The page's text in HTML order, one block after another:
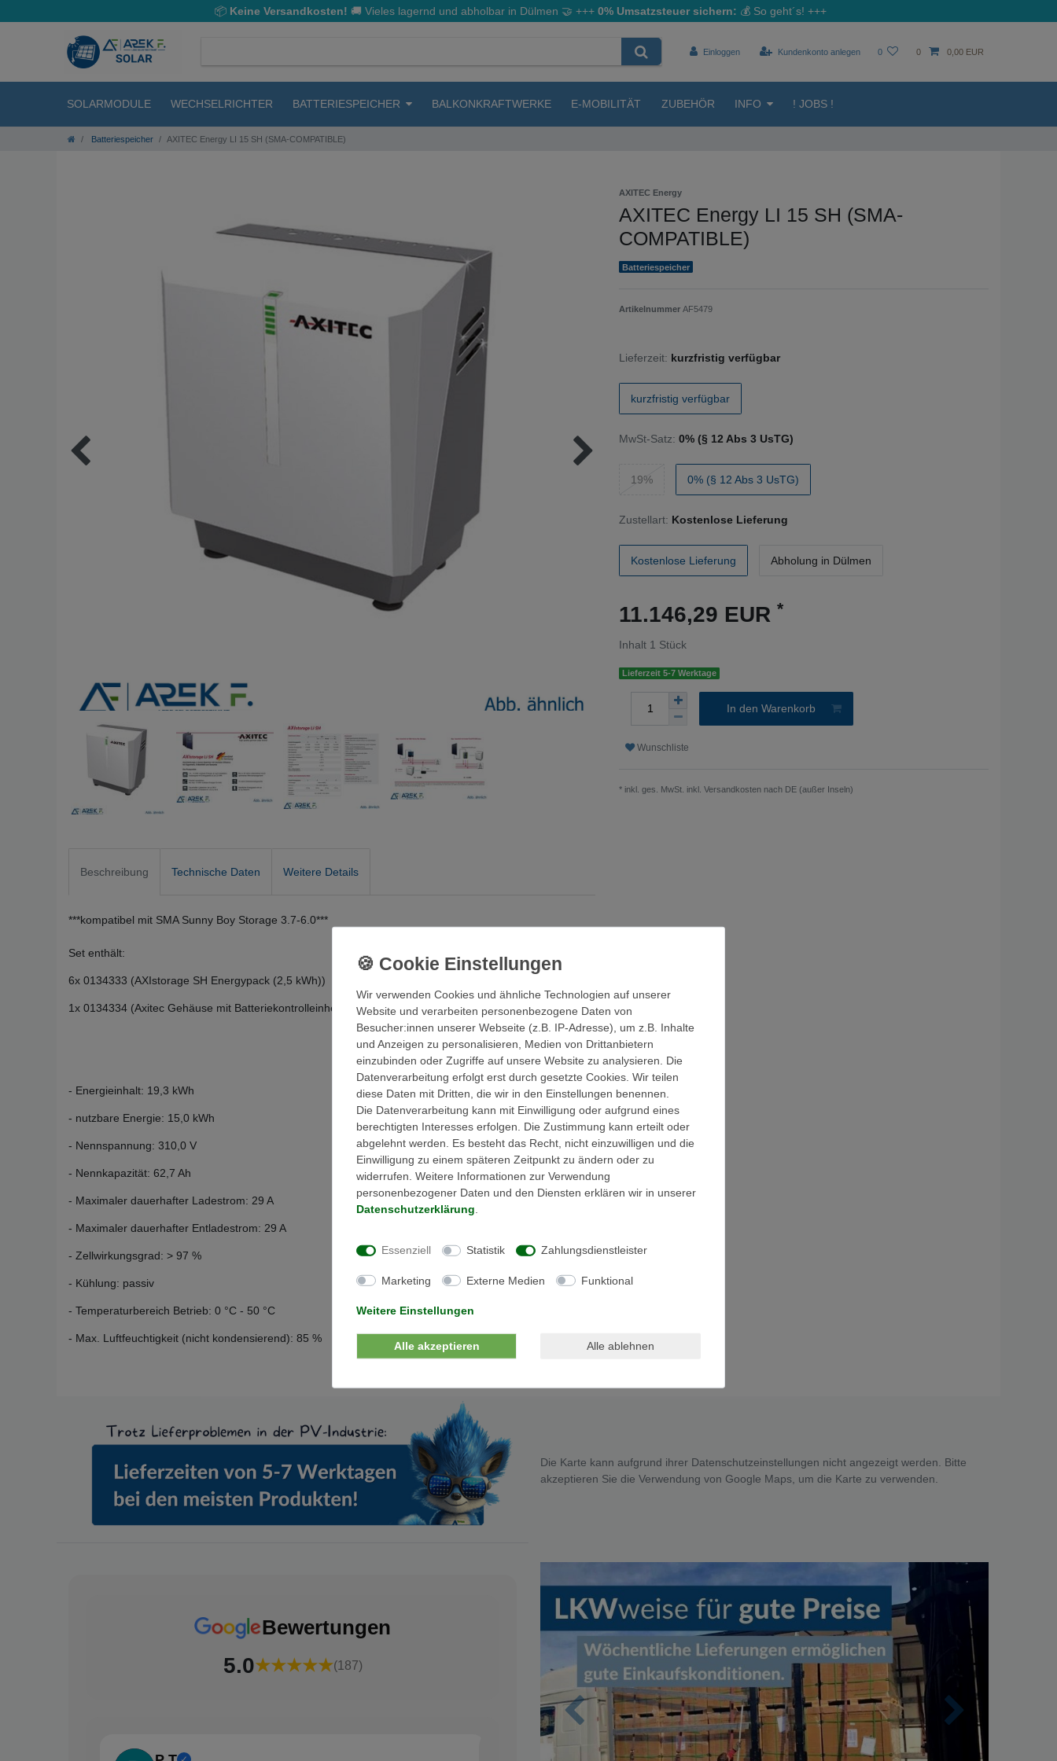
📦Keine Versandkosten! 🚚 Vieles lagernd und abholbar in Dülmen 🤝 +++ 0% Umsatzsteuer sichern: 💰 So geht´s! +++
Einloggen Kundenkonto anlegen 0 0 0,00 EUR
SOLARMODULE WECHSELRICHTER BATTERIESPEICHER BALKONKRAFTWERKE E-MOBILITÄT ZUBEHÖR INFO ! JOBS !
Batteriespeicher AXITEC Energy LI 15 SH (SMA-COMPATIBLE)
AXITEC Energy
AXITEC Energy LI 15 SH (SMA-
COMPATIBLE)
Batteriespeicher
Artikelnummer AF5479
Lieferzeit: kurzfristig verfügbar
kurzfristig verfügbar
MwSt-Satz: 0% (§ 12 Abs 3 UsTG)
19% 0% (§ 12 Abs 3 UsTG)
Zustellart: Kostenlose Lieferung
Kostenlose Lieferung Abholung in Dülmen
11.146,29 EUR *
Inhalt 1 Stück
Lieferzeit 5-7 Werktage
In den Warenkorb
Wunschliste
* inkl. ges. MwSt. inkl. Versandkosten nach DE (außer Inseln)
Beschreibung Technische Daten Weitere Details
***kompatibel mit SMA Sunny Boy Storage 3.7-6.0***
Set enthält:
6x 0134333 (AXIstorage SH Energypack (2,5 kWh))
1x 0134334 (Axitec Gehäuse mit Batteriekontrolleinheit)
- Energieinhalt: 19,3 kWh
- nutzbare Energie: 15,0 kWh
- Nennspannung: 310,0 V
- Nennkapazität: 62,7 Ah
- Maximaler dauerhafter Ladestrom: 29 A
- Maximaler dauerhafter Entladestrom: 29 A
- Zellwirkungsgrad: > 97 %
- Kühlung: passiv
- Temperaturbereich Betrieb: 0 °C - 50 °C
- Max. Luftfeuchtigkeit (nicht kondensierend): 85 %
Bewertungen
5.0★★★★★(187)
Die Karte kann aufgrund ihrer Datenschutzeinstellungen nicht angezeigt werden. Bitte
akzeptieren Sie die Verwendung von Google Maps, um die Karte zu verwenden.
Zurück Nächste
Wir verwenden Cookies und ähnliche Technologien auf unserer
Website und verarbeiten personenbezogene Daten von
Besucher:innen unserer Webseite (z.B. IP-Adresse), um z.B. Inhalte
und Anzeigen zu personalisieren, Medien von Drittanbietern
einzubinden oder Zugriffe auf unsere Website zu analysieren. Die
Datenverarbeitung erfolgt erst durch gesetzte Cookies. Wir teilen
diese Daten mit Dritten, die wir in den Einstellungen benennen.
Die Datenverarbeitung kann mit Einwilligung oder aufgrund eines
berechtigten Interesses erfolgen. Die Zustimmung kann erteilt oder
abgelehnt werden. Es besteht das Recht, nicht einzuwilligen und die
Einwilligung zu einem späteren Zeitpunkt zu ändern oder zu
widerrufen. Weitere Informationen zur Verwendung
personenbezogener Daten und den Diensten erklären wir in unserer
Daten­schutz­erklärung
Essenziell Statistik Zahlungsdienstleister
Marketing Externe Medien Funktional
Weitere Einstellungen
Alle akzeptieren Alle ablehnen